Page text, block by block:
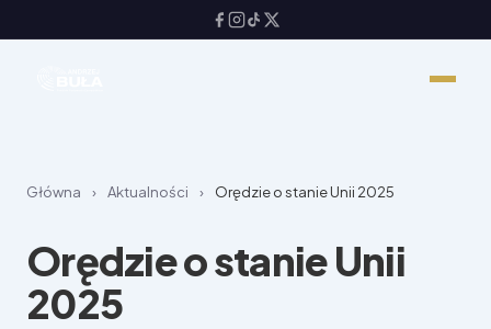
Główna › Aktualności › Orędzie o stanie Unii 2025
Orędzie o stanie Unii
2025